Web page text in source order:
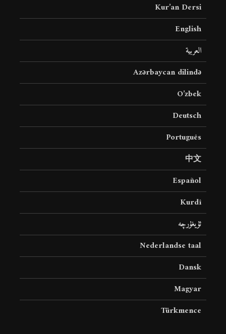
Kur’an Dersi
English
العربية
Azərbaycan dilində
O’zbek
Deutsch
Português
中文
Español
Kurdî
ئۇيغۇرچە
Nederlandse taal
Dansk
Magyar
Türkmence